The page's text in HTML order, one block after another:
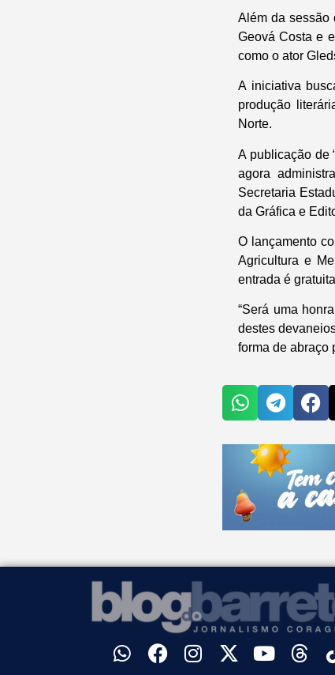
Além da sessão
Geová Costa e
como o ator
A iniciativa
produção
Norte.
A publicação de
agora
Secretaria
da Gráfica e
O lançamento
Agricultura e
entrada é
“Será uma
destes
forma de abraço